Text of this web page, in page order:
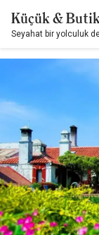
Küçük &
Seyahat bir yolculuk